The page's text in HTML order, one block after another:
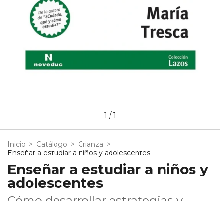
1 /1
Inicio > Catálogo > Crianza >
Enseñar a estudiar a niños y adolescentes
Enseñar a estudiar a niños y
adolescentes